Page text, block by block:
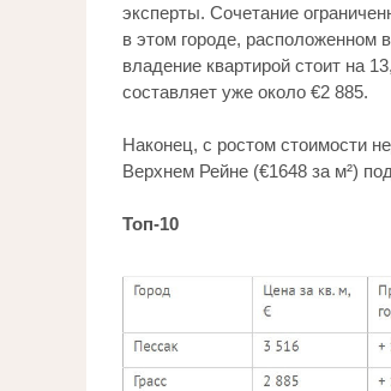
эксперты. Сочетание
в этом городе,
владение квартирой стоит на
составляет уже около €2 885.
Наконец, с ростом стоимости
Верхнем Рейне (€1648 за м²)
Топ-10